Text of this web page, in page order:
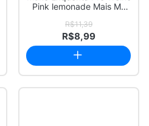
Pink lemonade Mais Mu
R$11,39
R$8,99